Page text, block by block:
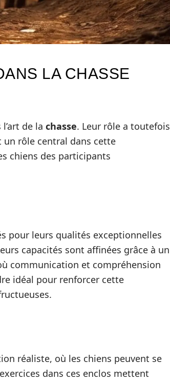
LA CHASSE
de la chasse. Leur rôle a toutefois
un rôle central dans cette
chiens des participants
pour leurs qualités exceptionnelles
capacités sont affinées grâce à un
communication et compréhension
idéal pour renforcer cette
réaliste, où les chiens peuvent se
dans ces enclos mettent